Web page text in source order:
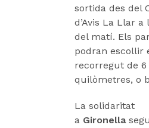
sortida des del
d’Avis La Llar a
del matí. Els
podran escollir
recorregut de 6
quilòmetres, o
La solidaritat
a Gironella